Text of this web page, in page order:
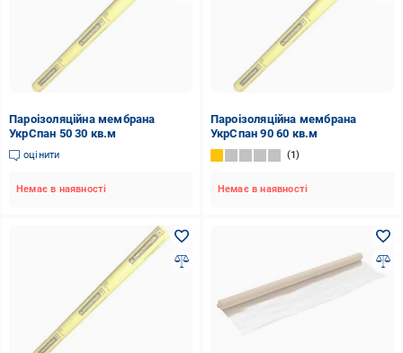
Пароізоляційна мембрана
УкрСпан 50 30 кв.м
оцінити
Немає в наявності
Пароізоляційна мембрана
УкрСпан 90 60 кв.м
1
Немає в наявності